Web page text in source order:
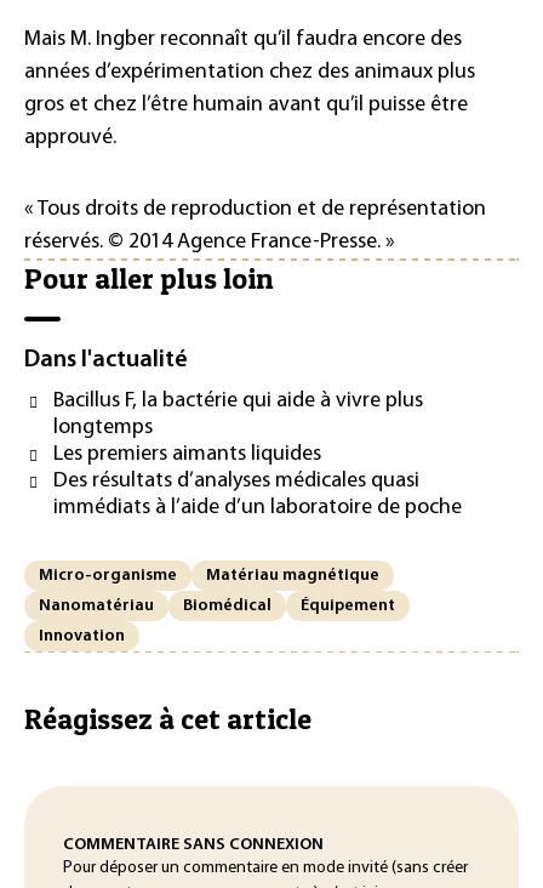
Mais M. Ingber reconnaît qu’il faudra encore des
années d’expérimentation chez des animaux plus
gros et chez l’être humain avant qu’il puisse être
approuvé.
« Tous droits de reproduction et de représentation
réservés. © 2014 Agence France-Presse. »
Pour aller plus loin
Dans l'actualité
Bacillus F, la bactérie qui aide à vivre plus
longtemps
Les premiers aimants liquides
Des résultats d’analyses médicales quasi
immédiats à l’aide d’un laboratoire de poche
Micro-organisme
Matériau magnétique
Nanomatériau
Biomédical
Équipement
Innovation
Réagissez à cet article
COMMENTAIRE SANS CONNEXION
Pour déposer un commentaire en mode invité (sans créer